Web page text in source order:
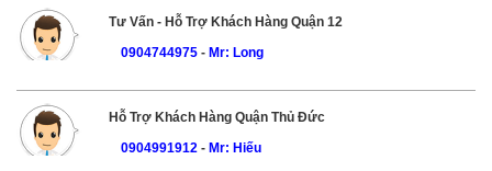
Tư Vấn - Hỗ Trợ Khách Hàng Quận 12
0904744975- Mr: Long
Hỗ Trợ Khách Hàng Quận Thủ Đức
0904991912- Mr: Hiếu